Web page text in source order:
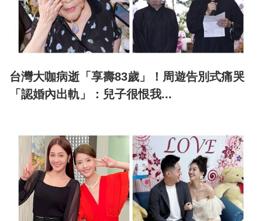
台灣大咖病逝「享壽83歲」！周遊告別式痛哭
「認婚內出軌」：兒子很恨我...